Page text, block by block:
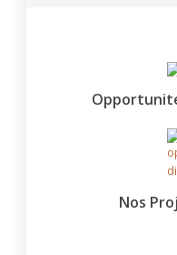
Nos